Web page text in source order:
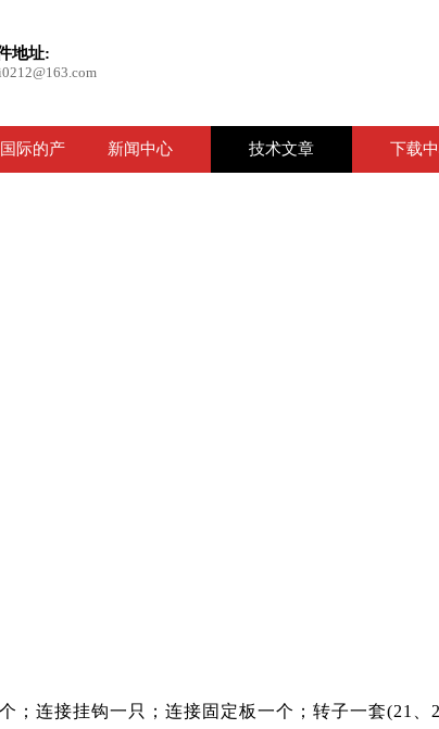
地址:
际的产 新闻中心 技术文章 下载
；连接挂钩一只；连接固定板一个；转子一套(21